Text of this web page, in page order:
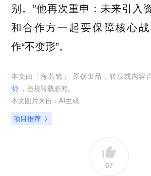
别。”他再次重申：未来引入
和合作方一起要保障核心
作“不变形”。
本文由「海若镜 」 原创出品，转载或内容
明 ，违规转载必究。
本文图片来自： AI生成
项目推荐
67